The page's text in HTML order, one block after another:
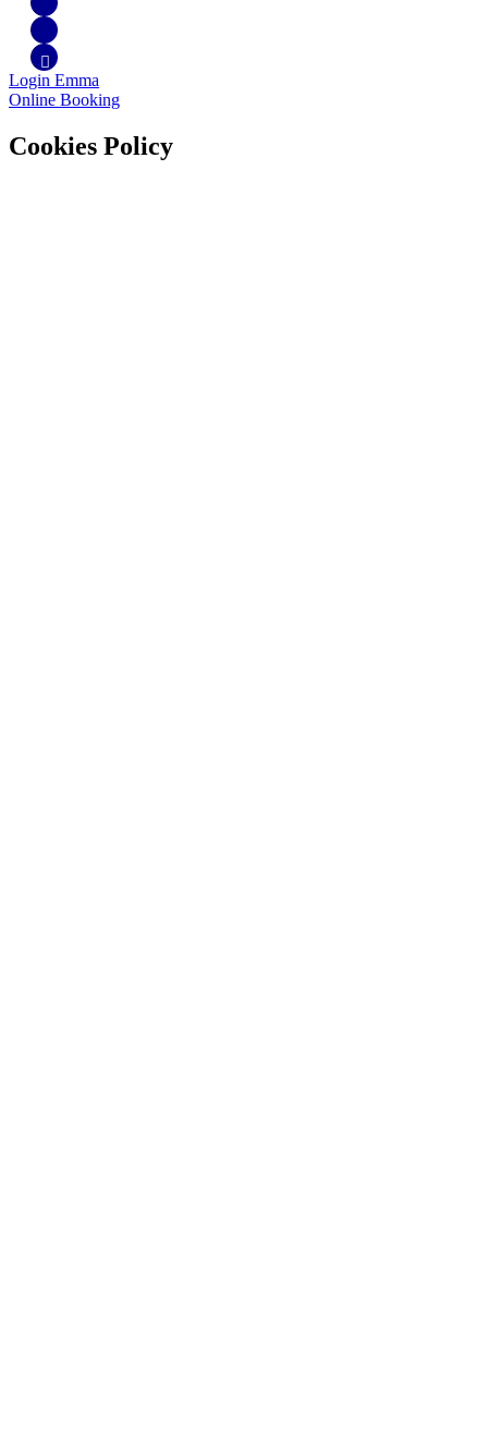
Login Emma
Online Booking
Cookies Policy